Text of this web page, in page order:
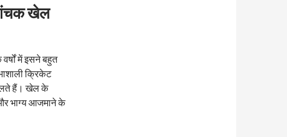
खेल
में इसने बहुत
क्रिकेट
हैं। खेल के
भाग्य आजमाने के